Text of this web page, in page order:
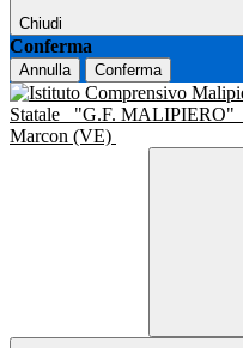
Chiudi
Conferma
Annulla Conferma
Statale
"G.F. MALIPIERO"
Marcon (VE)